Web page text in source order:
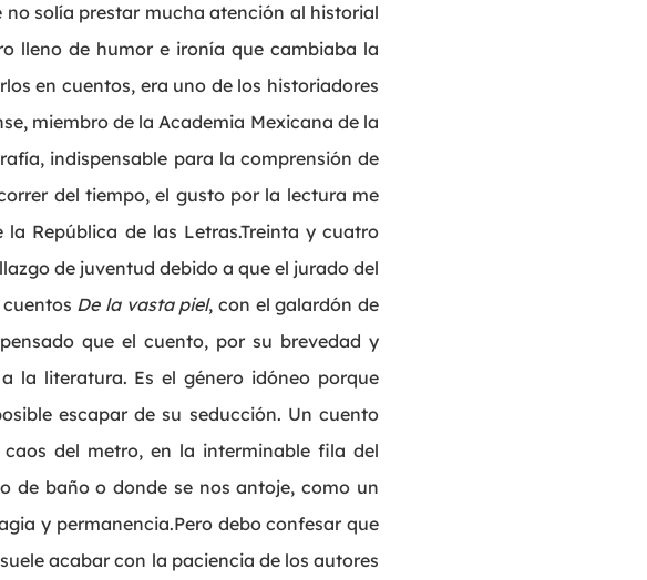
solía prestar mucha atención al historial
lleno de humor e ironía que cambiaba la
en cuentos, era uno de los historiadores
miembro de la Academia Mexicana de la
indispensable para la comprensión de
del tiempo, el gusto por la lectura me
República de las Letras.Treinta y cuatro
de juventud debido a que el jurado del
De la vasta piel, con el galardón de
que el cuento, por su brevedad y
la literatura. Es el género idóneo porque
escapar de su seducción. Un cuento
del metro, en la interminable fila del
de baño o donde se nos antoje, como un
y permanencia.Pero debo confesar que
acabar con la paciencia de los autores